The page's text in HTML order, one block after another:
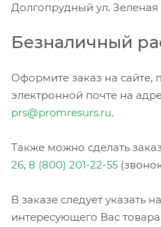
Долгопрудный ул. Зеленая
Безналичный
Оформите заказ на сайте,
электронной почте на
prs@promresurs.ru.
Также можно сделать
26, 8 (800) 201-22-55
В заказе следует указать
интересующего Вас